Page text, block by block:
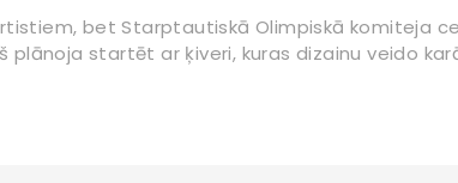
bet Starptautiskā Olimpiskā komiteja
plānoja startēt ar ķiveri, kuras dizainu veido